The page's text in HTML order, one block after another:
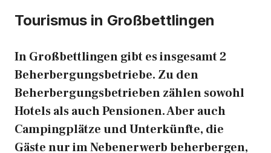
Tourismus in Großbettlingen
In Großbettlingen gibt es insgesamt 2
Beherbergungsbetriebe. Zu den
Beherbergungsbetrieben zählen sowohl
Hotels als auch Pensionen. Aber auch
Campingplätze und Unterkünfte, die
Gäste nur im Nebenerwerb beherbergen,